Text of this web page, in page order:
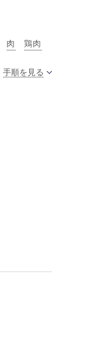
肉 鶏肉
手順を見る